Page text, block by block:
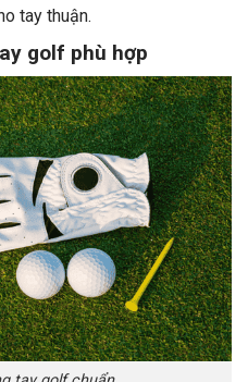
tay thuận.
golf phù hợp